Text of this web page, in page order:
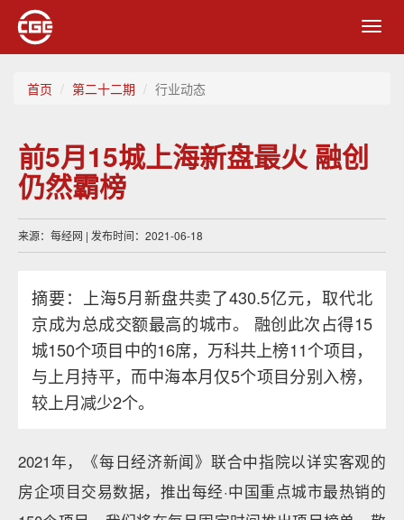
首页 第二十二期 行业动态
前5月15城上海新盘最火 融创
仍然霸榜
来源：每经网 | 发布时间：2021-06-18
摘要：上海5月新盘共卖了430.5亿元，取代北
京成为总成交额最高的城市。 融创此次占得15
城150个项目中的16席，万科共上榜11个项目，
与上月持平，而中海本月仅5个项目分别入榜，
较上月减少2个。
2021年，《每日经济新闻》联合中指院以详实客观的
房企项目交易数据，推出每经·中国重点城市最热销的